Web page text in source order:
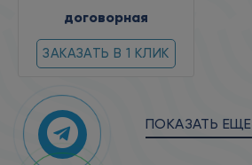
договорная
ЗАКАЗАТЬ В 1 КЛИК
ПОКАЗАТЬ ЕЩЕ